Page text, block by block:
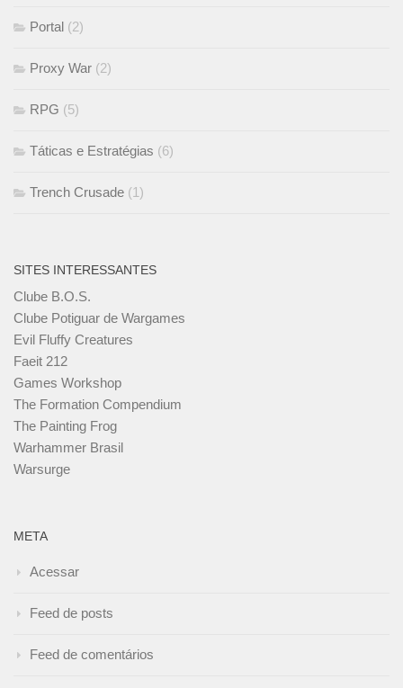
Portal (2)
Proxy War (2)
RPG (5)
Táticas e Estratégias (6)
Trench Crusade (1)
SITES INTERESSANTES
Clube B.O.S.
Clube Potiguar de Wargames
Evil Fluffy Creatures
Faeit 212
Games Workshop
The Formation Compendium
The Painting Frog
Warhammer Brasil
Warsurge
META
Acessar
Feed de posts
Feed de comentários